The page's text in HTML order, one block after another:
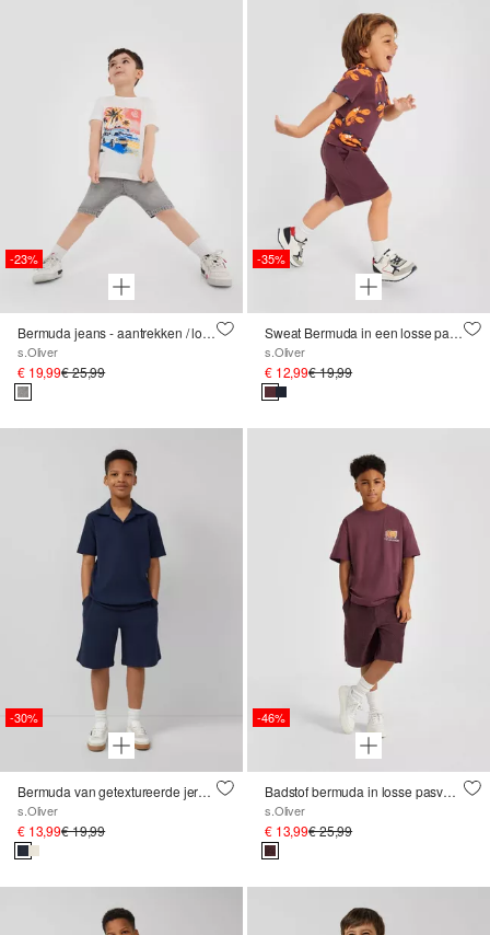
-23%
Bermuda jeans - aantrekken / loose fit / halfhoog / wijde pijpen
s.Oliver
€ 19,99€ 25,99
-35%
Sweat Bermuda in een losse pasvorm met een geribde tailleband
s.Oliver
€ 12,99€ 19,99
-30%
Bermuda van getextureerde jersey
s.Oliver
€ 13,99€ 19,99
-46%
Badstof bermuda in losse pasvorm
s.Oliver
€ 13,99€ 25,99